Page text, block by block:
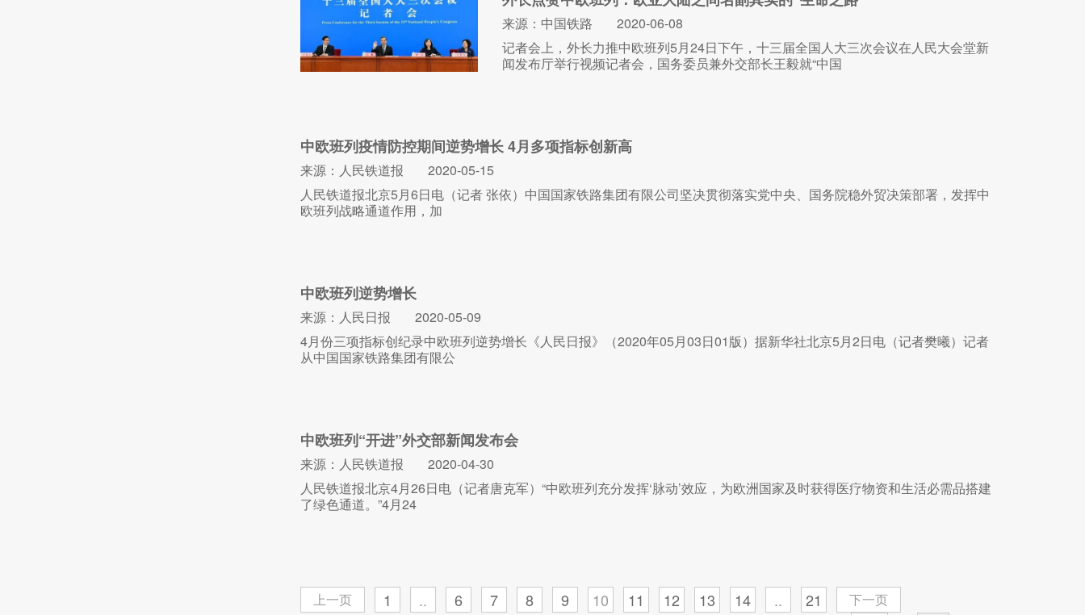
来源：中国铁路
2020-06-08
记者会上，外长力推中欧班列5月24日下午，十三届全国人大三次会议在人民大会堂新
闻发布厅举行视频记者会，国务委员兼外交部长王毅就“中国
中欧班列疫情防控期间逆势增长 4月多项指标创新高
来源：人民铁道报
2020-05-15
人民铁道报北京5月6日电（记者 张依）中国国家铁路集团有限公司坚决贯彻落实党中央、国务院稳外贸决策部署，发挥中
欧班列战略通道作用，加
中欧班列逆势增长
来源：人民日报
2020-05-09
4月份三项指标创纪录中欧班列逆势增长《人民日报》（2020年05月03日01版）据新华社北京5月2日电（记者樊曦）记者
从中国国家铁路集团有限公
中欧班列“开进”外交部新闻发布会
来源：人民铁道报
2020-04-30
人民铁道报北京4月26日电（记者唐克军）“中欧班列充分发挥‘脉动’效应，为欧洲国家及时获得医疗物资和生活必需品搭建
了绿色通道。”4月24
上一页 1 .. 6 7 8 9 10 11 12 13 14 .. 21
下一页